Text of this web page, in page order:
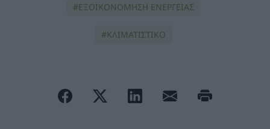
ΕΞΟΙΚΟΝΟΜΗΣΗ ΕΝΕΡΓΕΙΑΣ
ΚΛΙΜΑΤΙΣΤΙΚΟ